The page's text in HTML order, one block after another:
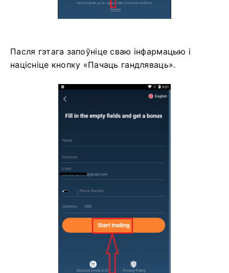
Пасля гэтага запоўніце сваю інфармацыю і
націсніце кнопку «Пачаць гандляваць».